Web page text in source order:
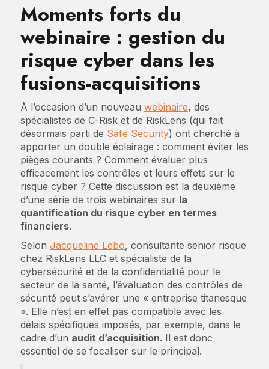
Moments forts du
webinaire : gestion du
risque cyber dans les
fusions-acquisitions
À l’occasion d’un nouveau webinaire, des
spécialistes de C-Risk et de RiskLens (qui fait
désormais parti de Safe Security) ont cherché à
apporter un double éclairage : comment éviter les
pièges courants ? Comment évaluer plus
efficacement les contrôles et leurs effets sur le
risque cyber ? Cette discussion est la deuxième
d’une série de trois webinaires sur la
quantification du risque cyber en termes
financiers.
Selon Jacqueline Lebo, consultante senior risque
chez RiskLens LLC et spécialiste de la
cybersécurité et de la confidentialité pour le
secteur de la santé, l’évaluation des contrôles de
sécurité peut s’avérer une « entreprise titanesque
». Elle n’est en effet pas compatible avec les
délais spécifiques imposés, par exemple, dans le
cadre d’un audit d’acquisition. Il est donc
essentiel de se focaliser sur le principal.